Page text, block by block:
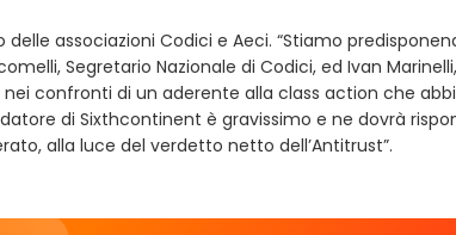
associazioni Codici e Aeci. “Stiamo
Segretario Nazionale di Codici, ed Ivan
confronti di un aderente alla class action che
di Sixthcontinent è gravissimo e ne dovrà
alla luce del verdetto netto dell’Antitrust”.